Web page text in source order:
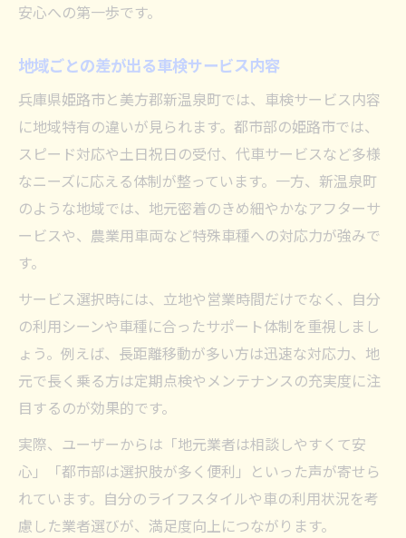
安心への第一歩です。
地域ごとの差が出る車検サービス内容
兵庫県姫路市と美方郡新温泉町では、車検サービス内容
に地域特有の違いが見られます。都市部の姫路市では、
スピード対応や土日祝日の受付、代車サービスなど多様
なニーズに応える体制が整っています。一方、新温泉町
のような地域では、地元密着のきめ細やかなアフターサ
ービスや、農業用車両など特殊車種への対応力が強みで
す。
サービス選択時には、立地や営業時間だけでなく、自分
の利用シーンや車種に合ったサポート体制を重視しまし
ょう。例えば、長距離移動が多い方は迅速な対応力、地
元で長く乗る方は定期点検やメンテナンスの充実度に注
目するのが効果的です。
実際、ユーザーからは「地元業者は相談しやすくて安
心」「都市部は選択肢が多く便利」といった声が寄せら
れています。自分のライフスタイルや車の利用状況を考
慮した業者選びが、満足度向上につながります。